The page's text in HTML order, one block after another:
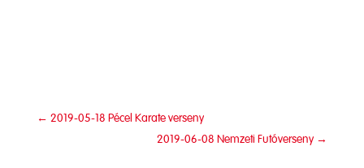
← 2019-05-18 Pécel Karate verseny
2019-06-08 Nemzeti Futóverseny →